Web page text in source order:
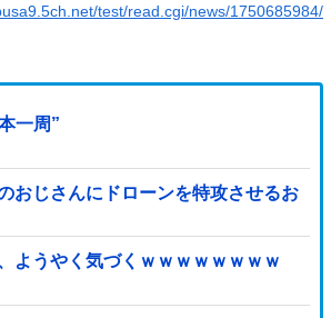
test/read.cgi/news/1750685984/
一周”
おじさんにドローンを特攻させるお
ようやく気づくｗｗｗｗｗｗｗｗ